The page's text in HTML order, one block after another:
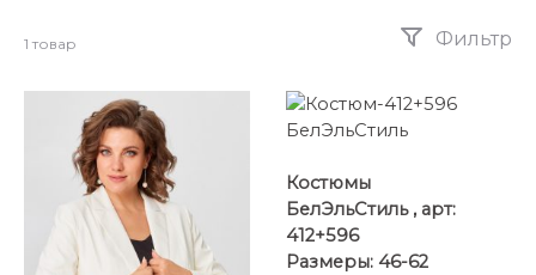
1 товар Фильтр
Костюмы
БелЭльСтиль , арт:
412+596
Размеры: 46-62